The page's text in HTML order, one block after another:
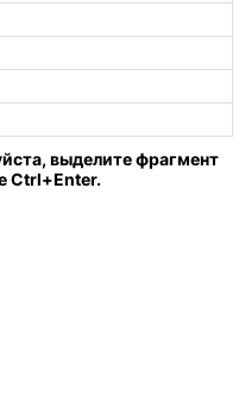
выделите фрагмент
Ctrl+Enter.